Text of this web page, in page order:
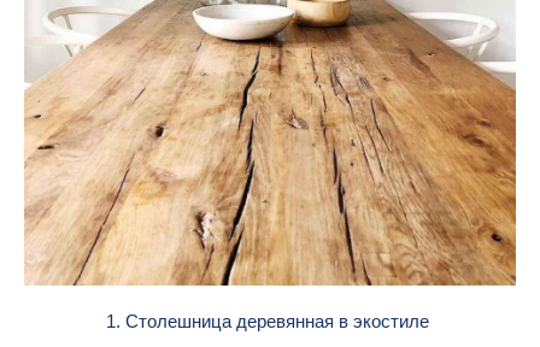
1. Столешница деревянная в экостиле